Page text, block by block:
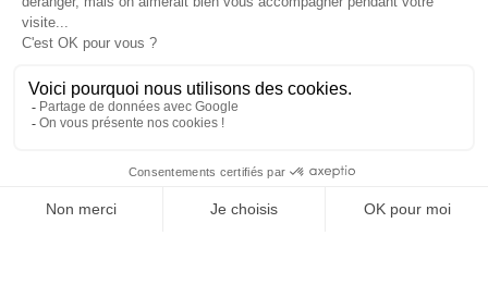
Contactez-Nous
Copyright © fait avec ♥ par wapiti